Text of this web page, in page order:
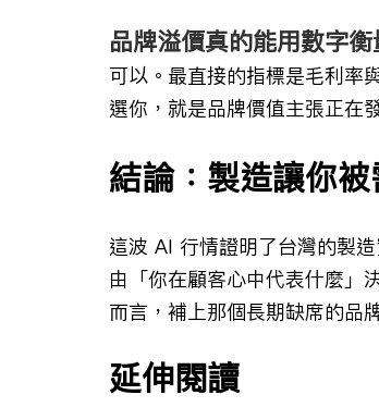
品牌溢價真的能用數字衡
可以。最直接的指標是毛利率
選你，就是品牌價值主張正在
結論：製造讓你
這波 AI 行情證明了台灣的製
由「你在顧客心中代表什麼」
而言，補上那個長期缺席的品
延伸閱讀